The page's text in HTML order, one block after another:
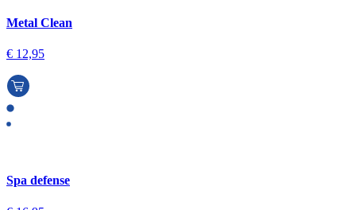
Metal Clean
€ 12,95
Spa defense